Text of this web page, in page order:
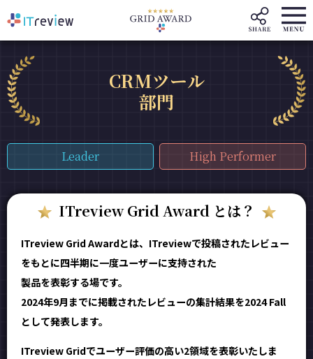
CRMツール
部門
Leader High Performer
ITreview Grid Award とは？
ITreview Grid Awardとは、ITreviewで投稿されたレビュー
をもとに四半期に一度ユーザーに支持された
製品を表彰する場です。
2024年9月までに掲載されたレビューの集計結果を2024 Fall
として発表します。
ITreview Gridでユーザー評価の高い2領域を表彰いたしま